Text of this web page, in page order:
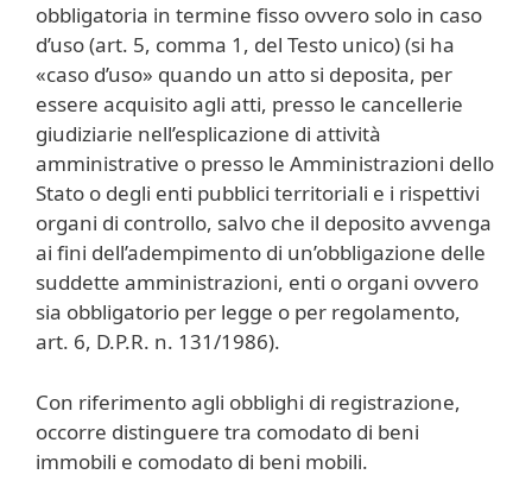
obbligatoria in termine fisso ovvero solo in caso
d’uso (art. 5, comma 1, del Testo unico) (si ha
«caso d’uso» quando un atto si deposita, per
essere acquisito agli atti, presso le cancellerie
giudiziarie nell’esplicazione di attività
amministrative o presso le Amministrazioni dello
Stato o degli enti pubblici territoriali e i rispettivi
organi di controllo, salvo che il deposito avvenga
ai fini dell’adempimento di un’obbligazione delle
suddette amministrazioni, enti o organi ovvero
sia obbligatorio per legge o per regolamento,
art. 6, D.P.R. n. 131/1986).
Con riferimento agli obblighi di registrazione,
occorre distinguere tra comodato di beni
immobili e comodato di beni mobili.